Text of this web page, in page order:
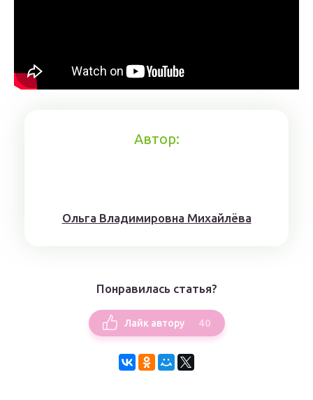
Автор:
Ольга Владимировна Михайлёва
Понравилась статья?
Лайк автору 40